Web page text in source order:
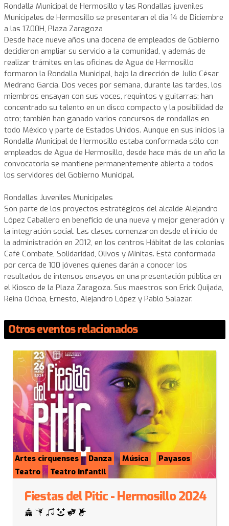
Rondalla Municipal de Hermosillo y las Rondallas juveniles
Municipales de Hermosillo se presentaran el dia 14 de Diciembre
a las 17.00H, Plaza Zaragoza
Desde hace nueve años una docena de empleados de Gobierno
decidieron ampliar su servicio a la comunidad, y además de
realizar trámites en las oficinas de Agua de Hermosillo
formaron la Rondalla Municipal, bajo la dirección de Julio César
Medrano García. Dos veces por semana, durante las tardes, los
miembros ensayan con sus voces, requintos y guitarras; han
concentrado su talento en un disco compacto y la posibilidad de
otro; también han ganado varios concursos de rondallas en
todo México y parte de Estados Unidos. Aunque en sus inicios la
Rondalla Municipal de Hermosillo estaba conformada sólo con
empleados de Agua de Hermosillo, desde hace más de un año la
convocatoria se mantiene permanentemente abierta a todos
los servidores del Gobierno Municipal.
Rondallas Juveniles Municipales
Son parte de los proyectos estratégicos del alcalde Alejandro
López Caballero en beneficio de una nueva y mejor generación y
la integración social. Las clases comenzaron desde el inicio de
la administración en 2012, en los centros Hábitat de las colonias
Café Combate, Solidaridad, Olivos y Minitas. Está conformada
por cerca de 100 jóvenes quienes darán a conocer los
resultados de intensos ensayos en una presentación pública en
el Kiosco de la Plaza Zaragoza. Sus maestros son Erick Quijada,
Reina Ochoa, Ernesto, Alejandro López y Pablo Salazar.
Otros eventos relacionados
Artes cirquenses Danza Música
Payasos
Teatro
Teatro infantil
Fiestas del Pitic - Hermosillo 2024